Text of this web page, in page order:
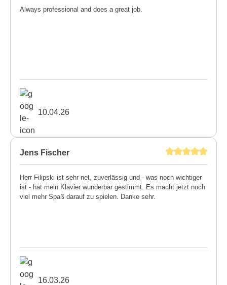
Always professional and does a great job.
10.04.26
Jens Fischer
Herr Filipski ist sehr net, zuverlässig und - was noch wichtiger
ist - hat mein Klavier wunderbar gestimmt. Es macht jetzt noch
viel mehr Spaß darauf zu spielen. Danke sehr.
16.03.26